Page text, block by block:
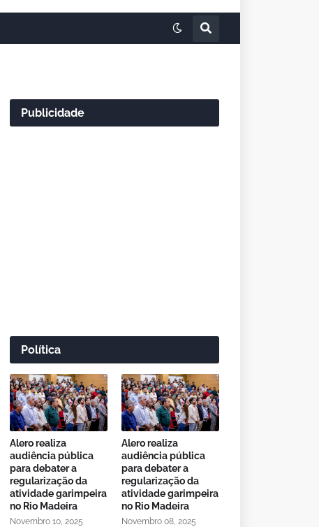
Publicidade
Política
Alero realiza
audiência pública
para debater a
regularização da
atividade garimpeira
no Rio Madeira
Novembro 10, 2025
Alero realiza
audiência pública
para debater a
regularização da
atividade garimpeira
no Rio Madeira
Novembro 08, 2025